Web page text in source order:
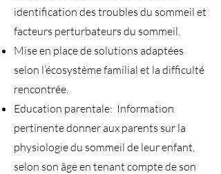
identification des troubles du sommeil et
facteurs perturbateurs du sommeil.
Mise en place de solutions adaptées
selon l’écosystème familial et la difficulté
rencontrée.
Education parentale: Information
pertinente donner aux parents sur la
physiologie du sommeil de leur enfant,
selon son âge en tenant compte de son